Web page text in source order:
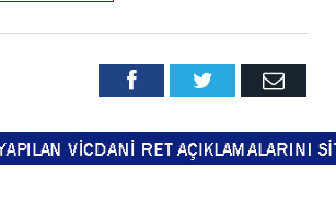
FacebookTwitter Email